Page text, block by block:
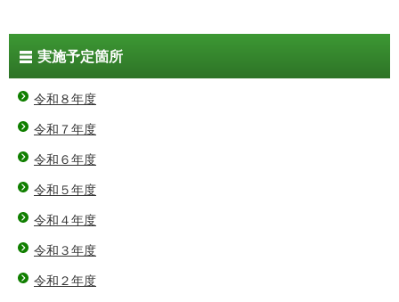
実施予定箇所
令和８年度
令和７年度
令和６年度
令和５年度
令和４年度
令和３年度
令和２年度